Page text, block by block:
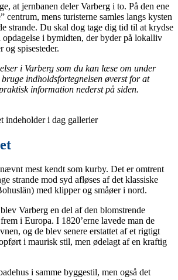
at jernbanen deler Varberg i to. På den ene
centrum, mens turisterne samles langs kysten
strande. Du skal dog tage dig tid til at krydse
opdagelse i bymidten, der byder på lokalliv
og spisesteder.
i Varberg som du kan læse om under
indholdsfortegnelsen øverst for at
information nederst på siden.
indeholder i dag gallerier
mest kendt som kurby. Det er omtrent
strande mod syd afløses af det klassiske
med klipper og småøer i nord.
Varberg en del af den blomstrende
i Europa. I 1820’erne lavede man de
og de blev senere erstattet af et rigtigt
i maurisk stil, men ødelagt af en kraftig
i samme byggestil, men også det